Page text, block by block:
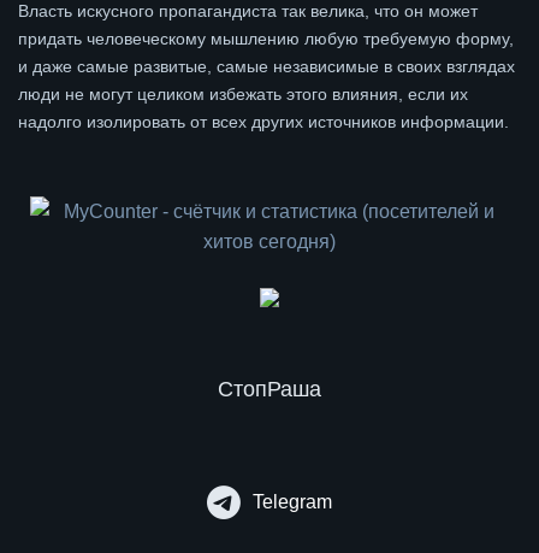
Власть искусного пропагандиста так велика, что он может
придать человеческому мышлению любую требуемую форму,
и даже самые развитые, самые независимые в своих взглядах
люди не могут целиком избежать этого влияния, если их
надолго изолировать от всех других источников информации.
СтопРаша
Telegram